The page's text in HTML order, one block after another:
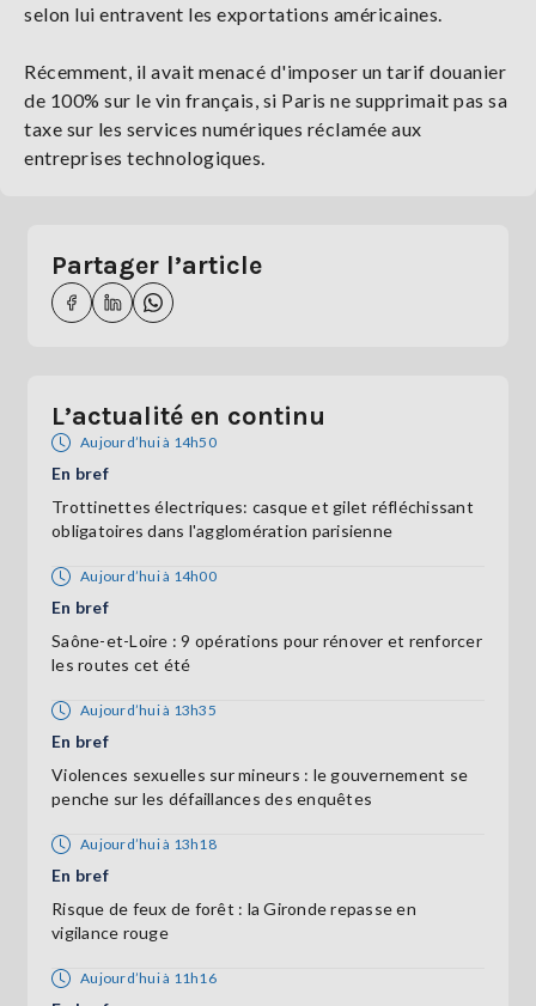
selon lui entravent les exportations américaines.
Récemment, il avait menacé d'imposer un tarif douanier
de 100% sur le vin français, si Paris ne supprimait pas sa
taxe sur les services numériques réclamée aux
entreprises technologiques.
Partager l’article
L’actualité en continu
Aujourd’hui à 14h50
En bref
Trottinettes électriques: casque et gilet réfléchissant
obligatoires dans l'agglomération parisienne
Aujourd’hui à 14h00
En bref
Saône-et-Loire : 9 opérations pour rénover et renforcer
les routes cet été
Aujourd’hui à 13h35
En bref
Violences sexuelles sur mineurs : le gouvernement se
penche sur les défaillances des enquêtes
Aujourd’hui à 13h18
En bref
Risque de feux de forêt : la Gironde repasse en
vigilance rouge
Aujourd’hui à 11h16